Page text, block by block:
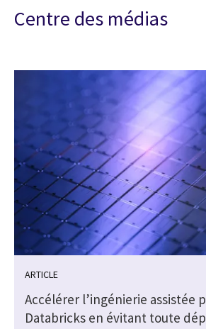
Centre des médias
ARTICLE
Accélérer l’ingénierie assistée
Databricks en évitant toute